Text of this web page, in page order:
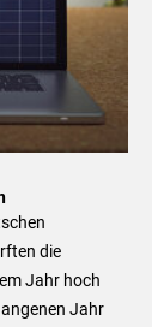
die
Jahr hoch
Jahr